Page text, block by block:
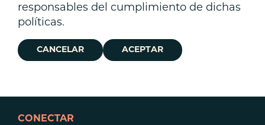
responsables del cumplimiento de dichas
políticas.
CANCELAR ACEPTAR
CONECTAR